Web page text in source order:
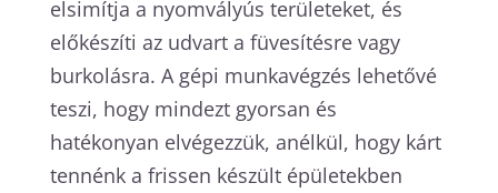
elsimítja a nyomvályús területeket, és
előkészíti az udvart a füvesítésre vagy
burkolásra. A gépi munkavégzés lehetővé
teszi, hogy mindezt gyorsan és
hatékonyan elvégezzük, anélkül, hogy kárt
tennénk a frissen készült épületekben